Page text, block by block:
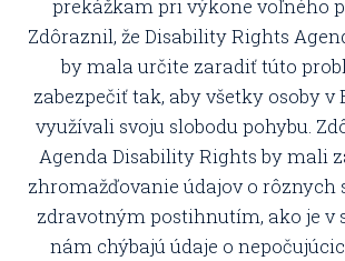
prekážkam pri výkone voľného
Zdôraznil, že Disability Rights
by mala určite zaradiť túto
zabezpečiť tak, aby všetky osoby v
využívali svoju slobodu pohybu.
Agenda Disability Rights by mali
zhromažďovanie údajov o rôznych
zdravotným postihnutím, ako je v
nám chýbajú údaje o